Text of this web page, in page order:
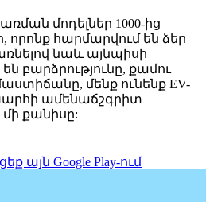
մոդելներ 1000-ից
որոնք հարմարվում են ձեր
նաև այնպիսի
բարձրությունը, քամու
մենք ունենք EV-
ամենաճշգրիտ
քանիսը: